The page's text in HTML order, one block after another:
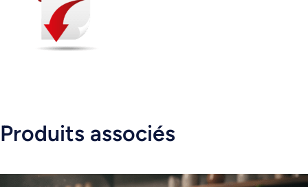
Produits associés